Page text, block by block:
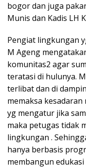
bogor dan juga
Munis dan Kadis LH
Pengiat lingkungan
M Ageng
komunitas2 agar
teratasi di hulunya.
terlibat dan di
memaksa
yg mengatur jika
maka petugas tidak
lingkungan .
hanya berbasis
membangun